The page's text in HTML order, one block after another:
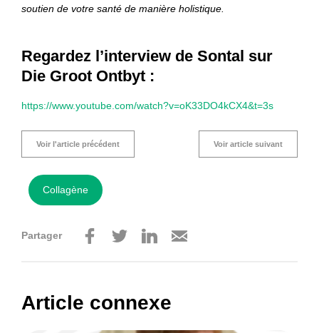
soutien de votre santé de manière holistique.
Regardez l’interview de Sontal sur
Die Groot Ontbyt :
https://www.youtube.com/watch?v=oK33DO4kCX4&t=3s
Voir l'article précédent Voir article suivant
Collagène
Partager
Article connexe